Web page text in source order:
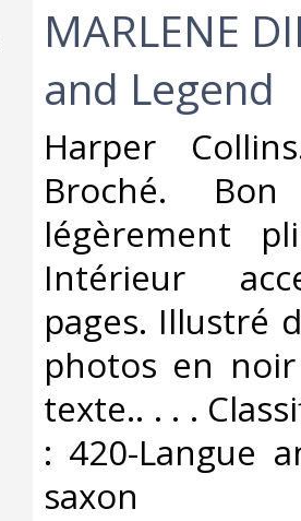
‎MARLENE
and Legend‎
‎Harper
Broché.
légèrement
Intérieur
pages. Illustré
photos en
texte.. . . .
: 420-Langue
saxon‎